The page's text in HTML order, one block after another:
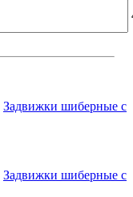
Задвижки шиберные с
Задвижки шиберные с